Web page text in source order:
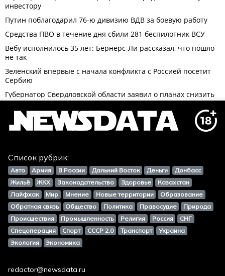
Список рубрик:
Авто Армия В России Дальний Восток Деньги
Донбасс
Жильё
ЖКХ Законодательство Здоровье
Казахстан
Лайфхак
Мир Мнение Новые территории
Образование
Обратная связь
Общество Политика Правосудие
Природа
Происшествия
Промышленность Религия Россия
СНГ
Спецоперация
Спорт СССР 2.0 Транспорт
Украина
Экология
Экономика
redactor@newsdata.ru